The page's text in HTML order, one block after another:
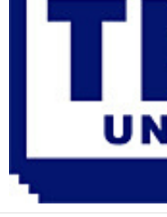
dubfactory